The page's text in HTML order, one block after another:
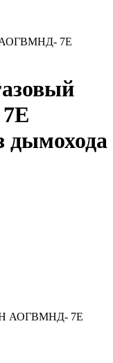
АОГВМНД- 7Е
дымохода